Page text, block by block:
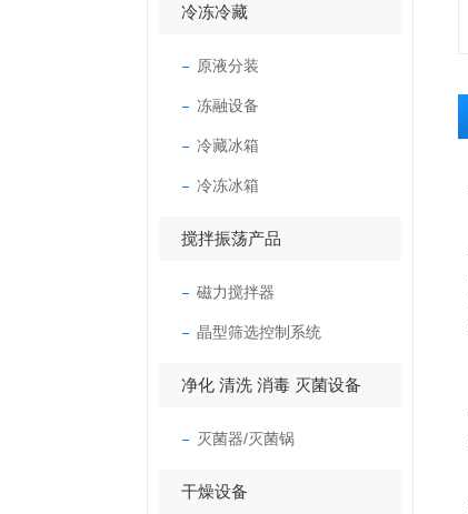
冷冻冷藏
原液分装
冻融设备
冷藏冰箱
冷冻冰箱
搅拌振荡产品
磁力搅拌器
晶型筛选控制系统
净化 清洗 消毒 灭菌设备
灭菌器/灭菌锅
干燥设备